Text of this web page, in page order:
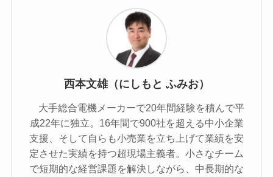
西本文雄（にしもと ふみお）
大手総合電機メーカーで20年間経験を積んで平
成22年に独立。16年間で900社を超える中小企業
支援、そして自らも小売業を立ち上げて業績を安
定させた実績を持つ超現場主義者。小さなチーム
で短期的な経営課題を解決しながら、中長期的な